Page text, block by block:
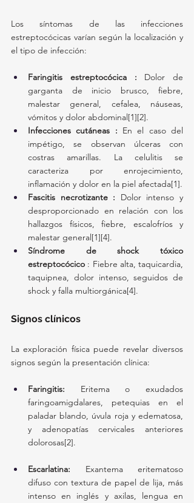
Los síntomas de las infecciones
estreptocócicas varían según la localización y
el tipo de infección:
Faringitis estreptocócica : Dolor de
garganta de inicio brusco, fiebre,
malestar general, cefalea, náuseas,
vómitos y dolor abdominal[1][2].
Infecciones cutáneas : En el caso del
impétigo, se observan úlceras con
costras amarillas. La celulitis se
caracteriza por enrojecimiento,
inflamación y dolor en la piel afectada[1].
Fascitis necrotizante : Dolor intenso y
desproporcionado en relación con los
hallazgos físicos, fiebre, escalofríos y
malestar general[1][4].
Síndrome de shock tóxico
estreptocócico : Fiebre alta, taquicardia,
taquipnea, dolor intenso, seguidos de
shock y falla multiorgánica[4].
Signos clínicos
La exploración física puede revelar diversos
signos según la presentación clínica:
Faringitis: Eritema o exudados
faringoamigdalares, petequias en el
paladar blando, úvula roja y edematosa,
y adenopatías cervicales anteriores
dolorosas[2].
Escarlatina: Exantema eritematoso
difuso con textura de papel de lija, más
intenso en inglés y axilas, lengua en